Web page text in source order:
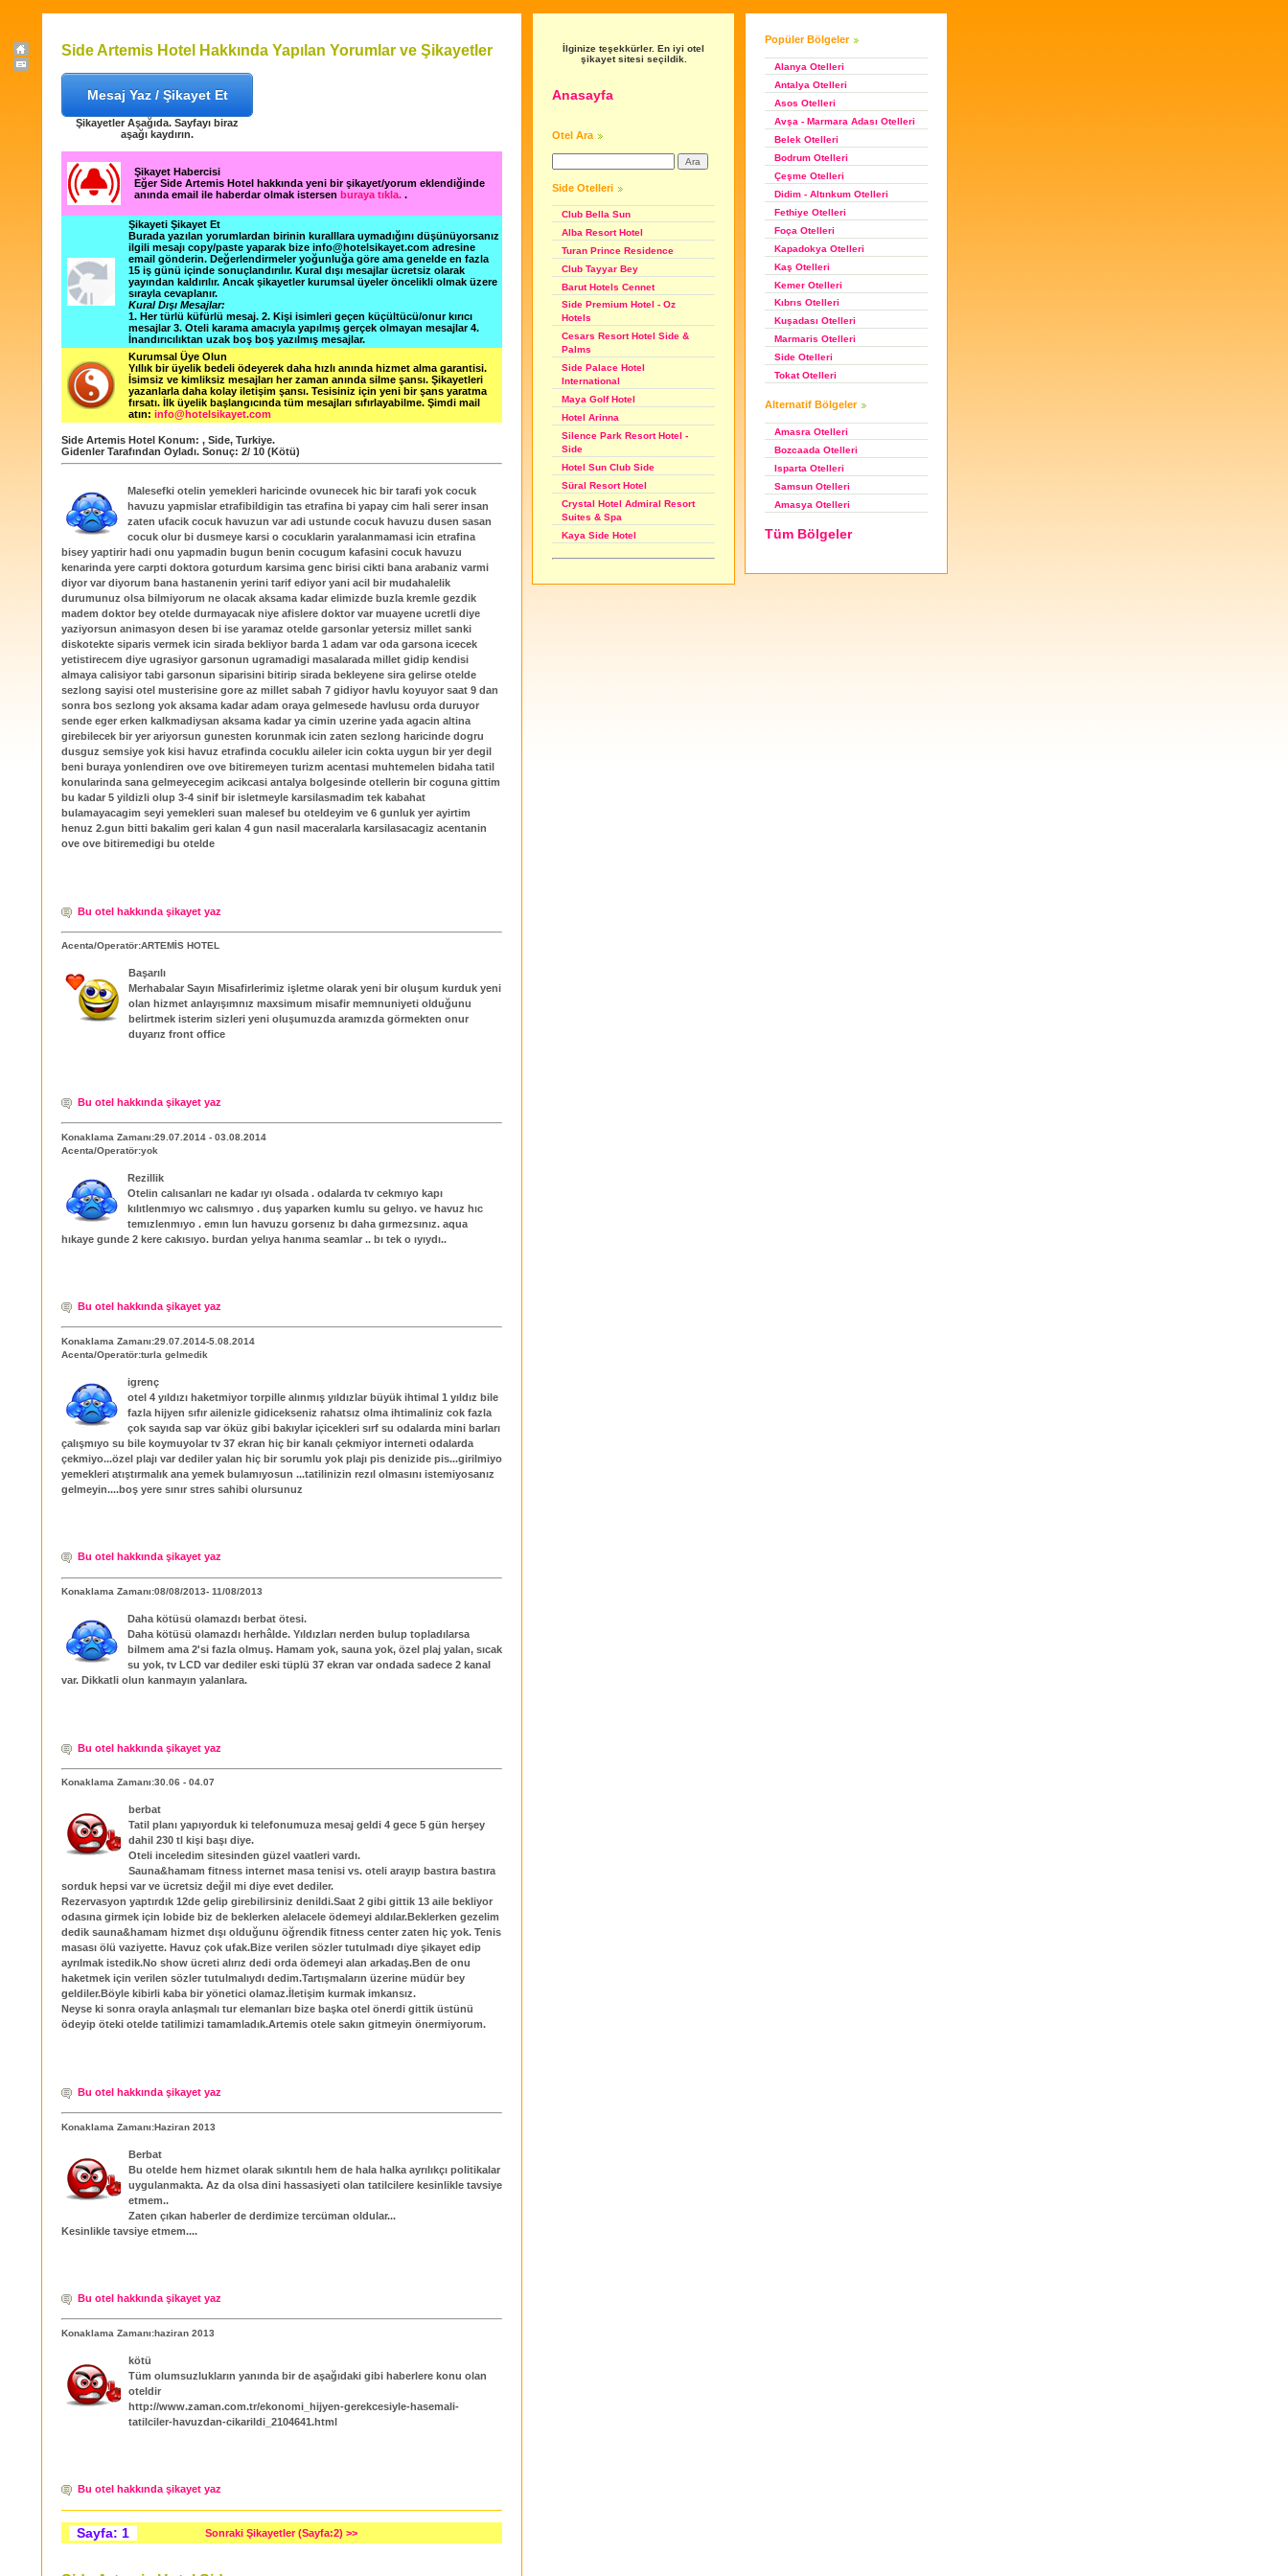
Side Artemis Hotel Hakkında Yapılan Yorumlar ve Şikayetler
Mesaj Yaz / Şikayet Et
Şikayetler Aşağıda. Sayfayı biraz
aşağı kaydırın.
Şikayet Habercisi
Eğer Side Artemis Hotel hakkında yeni bir şikayet/yorum eklendiğinde
anında email ile haberdar olmak istersen buraya tıkla. .
Şikayeti Şikayet Et
Burada yazılan yorumlardan birinin kuralllara uymadığını düşünüyorsanız
ilgili mesajı copy/paste yaparak bize info@hotelsikayet.com adresine
email gönderin. Değerlendirmeler yoğunluğa göre ama genelde en fazla
15 iş günü içinde sonuçlandırılır. Kural dışı mesajlar ücretsiz olarak
yayından kaldırılır. Ancak şikayetler kurumsal üyeler öncelikli olmak üzere
sırayla cevaplanır.
Kural Dışı Mesajlar:
1. Her türlü küfürlü mesaj. 2. Kişi isimleri geçen küçültücü/onur kırıcı
mesajlar 3. Oteli karama amacıyla yapılmış gerçek olmayan mesajlar 4.
İnandırıcılıktan uzak boş boş yazılmış mesajlar.
Kurumsal Üye Olun
Yıllık bir üyelik bedeli ödeyerek daha hızlı anında hizmet alma garantisi.
İsimsiz ve kimliksiz mesajları her zaman anında silme şansı. Şikayetleri
yazanlarla daha kolay iletişim şansı. Tesisiniz için yeni bir şans yaratma
fırsatı. İlk üyelik başlangıcında tüm mesajları sıfırlayabilme. Şimdi mail
atın: info@hotelsikayet.com
Side Artemis Hotel Konum: , Side, Turkiye.
Gidenler Tarafından Oyladı. Sonuç: 2/ 10 (Kötü)
Malesefki otelin yemekleri haricinde ovunecek hic bir tarafi yok cocuk
havuzu yapmislar etrafibildigin tas etrafina bi yapay cim hali serer insan
zaten ufacik cocuk havuzun var adi ustunde cocuk havuzu dusen sasan
cocuk olur bi dusmeye karsi o cocuklarin yaralanmamasi icin etrafina
bisey yaptirir hadi onu yapmadin bugun benin cocugum kafasini cocuk havuzu
kenarinda yere carpti doktora goturdum karsima genc birisi cikti bana arabaniz varmi
diyor var diyorum bana hastanenin yerini tarif ediyor yani acil bir mudahalelik
durumunuz olsa bilmiyorum ne olacak aksama kadar elimizde buzla kremle gezdik
madem doktor bey otelde durmayacak niye afislere doktor var muayene ucretli diye
yaziyorsun animasyon desen bi ise yaramaz otelde garsonlar yetersiz millet sanki
diskotekte siparis vermek icin sirada bekliyor barda 1 adam var oda garsona icecek
yetistirecem diye ugrasiyor garsonun ugramadigi masalarada millet gidip kendisi
almaya calisiyor tabi garsonun siparisini bitirip sirada bekleyene sira gelirse otelde
sezlong sayisi otel musterisine gore az millet sabah 7 gidiyor havlu koyuyor saat 9 dan
sonra bos sezlong yok aksama kadar adam oraya gelmesede havlusu orda duruyor
sende eger erken kalkmadiysan aksama kadar ya cimin uzerine yada agacin altina
girebilecek bir yer ariyorsun gunesten korunmak icin zaten sezlong haricinde dogru
dusguz semsiye yok kisi havuz etrafinda cocuklu aileler icin cokta uygun bir yer degil
beni buraya yonlendiren ove ove bitiremeyen turizm acentasi muhtemelen bidaha tatil
konularinda sana gelmeyecegim acikcasi antalya bolgesinde otellerin bir coguna gittim
bu kadar 5 yildizli olup 3-4 sinif bir isletmeyle karsilasmadim tek kabahat
bulamayacagim seyi yemekleri suan malesef bu oteldeyim ve 6 gunluk yer ayirtim
henuz 2.gun bitti bakalim geri kalan 4 gun nasil maceralarla karsilasacagiz acentanin
ove ove bitiremedigi bu otelde
Bu otel hakkında şikayet yaz
Acenta/Operatör:ARTEMİS HOTEL
Başarılı
Merhabalar Sayın Misafirlerimiz işletme olarak yeni bir oluşum kurduk yeni
olan hizmet anlayışımnız maxsimum misafir memnuniyeti olduğunu
belirtmek isterim sizleri yeni oluşumuzda aramızda görmekten onur
duyarız front office
Bu otel hakkında şikayet yaz
Konaklama Zamanı:29.07.2014 - 03.08.2014
Acenta/Operatör:yok
Rezillik
Otelin calısanları ne kadar ıyı olsada . odalarda tv cekmıyo kapı
kılıtlenmıyo wc calısmıyo . duş yaparken kumlu su gelıyo. ve havuz hıc
temızlenmıyo . emın lun havuzu gorsenız bı daha gırmezsınız. aqua
hıkaye gunde 2 kere cakısıyo. burdan yelıya hanıma seamlar .. bı tek o ıyıydı..
Bu otel hakkında şikayet yaz
Konaklama Zamanı:29.07.2014-5.08.2014
Acenta/Operatör:turla gelmedik
igrenç
otel 4 yıldızı haketmiyor torpille alınmış yıldızlar büyük ihtimal 1 yıldız bile
fazla hijyen sıfır ailenizle gidicekseniz rahatsız olma ihtimaliniz cok fazla
çok sayıda sap var öküz gibi bakıylar içicekleri sırf su odalarda mini barları
çalışmıyo su bile koymuyolar tv 37 ekran hiç bir kanalı çekmiyor interneti odalarda
çekmiyo...özel plajı var dediler yalan hiç bir sorumlu yok plajı pis denizide pis...girilmiyo
yemekleri atıştırmalık ana yemek bulamıyosun ...tatilinizin rezıl olmasını istemiyosanız
gelmeyin....boş yere sınır stres sahibi olursunuz
Bu otel hakkında şikayet yaz
Konaklama Zamanı:08/08/2013- 11/08/2013
Daha kötüsü olamazdı berbat ötesi.
Daha kötüsü olamazdı herhâlde. Yıldızları nerden bulup topladılarsa
bilmem ama 2'si fazla olmuş. Hamam yok, sauna yok, özel plaj yalan, sıcak
su yok, tv LCD var dediler eski tüplü 37 ekran var ondada sadece 2 kanal
var. Dikkatli olun kanmayın yalanlara.
Bu otel hakkında şikayet yaz
Konaklama Zamanı:30.06 - 04.07
berbat
Tatil planı yapıyorduk ki telefonumuza mesaj geldi 4 gece 5 gün herşey
dahil 230 tl kişi başı diye.
Oteli inceledim sitesinden güzel vaatleri vardı.
Sauna&hamam fitness internet masa tenisi vs. oteli arayıp bastıra bastıra
sorduk hepsi var ve ücretsiz değil mi diye evet dediler.
Rezervasyon yaptırdık 12de gelip girebilirsiniz denildi.Saat 2 gibi gittik 13 aile bekliyor
odasına girmek için lobide biz de beklerken alelacele ödemeyi aldılar.Beklerken gezelim
dedik sauna&hamam hizmet dışı olduğunu öğrendik fitness center zaten hiç yok. Tenis
masası ölü vaziyette. Havuz çok ufak.Bize verilen sözler tutulmadı diye şikayet edip
ayrılmak istedik.No show ücreti alırız dedi orda ödemeyi alan arkadaş.Ben de onu
haketmek için verilen sözler tutulmalıydı dedim.Tartışmaların üzerine müdür bey
geldiler.Böyle kibirli kaba bir yönetici olamaz.İletişim kurmak imkansız.
Neyse ki sonra orayla anlaşmalı tur elemanları bize başka otel önerdi gittik üstünü
ödeyip öteki otelde tatilimizi tamamladık.Artemis otele sakın gitmeyin önermiyorum.
Bu otel hakkında şikayet yaz
Konaklama Zamanı:Haziran 2013
Berbat
Bu otelde hem hizmet olarak sıkıntılı hem de hala halka ayrılıkçı politikalar
uygulanmakta. Az da olsa dini hassasiyeti olan tatilcilere kesinlikle tavsiye
etmem..
Zaten çıkan haberler de derdimize tercüman oldular...
Kesinlikle tavsiye etmem....
Bu otel hakkında şikayet yaz
Konaklama Zamanı:haziran 2013
kötü
Tüm olumsuzlukların yanında bir de aşağıdaki gibi haberlere konu olan
oteldir
http://www.zaman.com.tr/ekonomi_hijyen-gerekcesiyle-hasemali-
tatilciler-havuzdan-cikarildi_2104641.html
Bu otel hakkında şikayet yaz
Sayfa: 1 Sonraki Şikayetler (Sayfa:2) >>
İlginize teşekkürler. En iyi otel
şikayet sitesi seçildik.
Anasayfa
Otel Ara
Side Otelleri
Club Bella Sun
Alba Resort Hotel
Turan Prince Residence
Club Tayyar Bey
Barut Hotels Cennet
Side Premium Hotel - Oz
Hotels
Cesars Resort Hotel Side &
Palms
Side Palace Hotel
International
Maya Golf Hotel
Hotel Arinna
Silence Park Resort Hotel -
Side
Hotel Sun Club Side
Süral Resort Hotel
Crystal Hotel Admiral Resort
Suites & Spa
Kaya Side Hotel
Popüler Bölgeler
Alanya Otelleri
Antalya Otelleri
Asos Otelleri
Avşa - Marmara Adası Otelleri
Belek Otelleri
Bodrum Otelleri
Çeşme Otelleri
Didim - Altınkum Otelleri
Fethiye Otelleri
Foça Otelleri
Kapadokya Otelleri
Kaş Otelleri
Kemer Otelleri
Kıbrıs Otelleri
Kuşadası Otelleri
Marmaris Otelleri
Side Otelleri
Tokat Otelleri
Alternatif Bölgeler
Amasra Otelleri
Bozcaada Otelleri
Isparta Otelleri
Samsun Otelleri
Amasya Otelleri
Tüm Bölgeler